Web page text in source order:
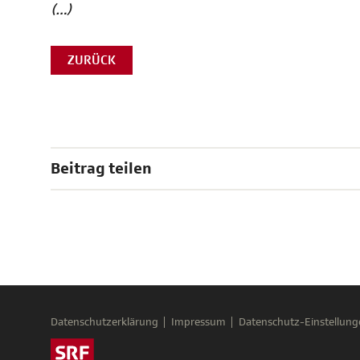
(…)
ZURÜCK
Beitrag teilen
Datenschutzerklärung Impressum Datenschutz-